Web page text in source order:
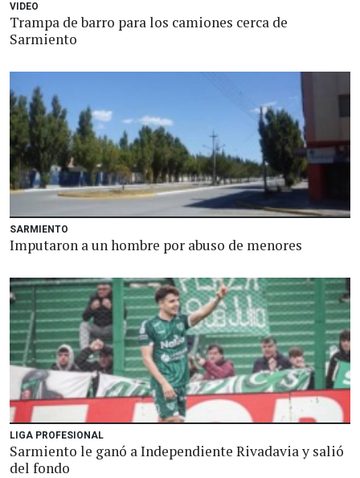
VIDEO
Trampa de barro para los camiones cerca de
Sarmiento
SARMIENTO
Imputaron a un hombre por abuso de menores
LIGA PROFESIONAL
Sarmiento le ganó a Independiente Rivadavia y salió
del fondo